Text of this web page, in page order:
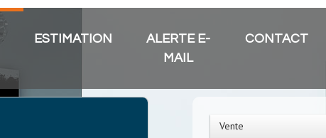
ESTIMATION
ALERTE E-
MAIL
CONTACT
Vente